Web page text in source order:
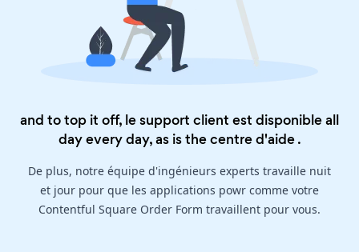
and to top it off, le support client est disponible all
day every day, as is thecentre d'aide.
De plus, notre équipe d'ingénieurs experts travaille nuit
et jour pour que les applications powr comme votre
Contentful Square Order Form travaillent pour vous.